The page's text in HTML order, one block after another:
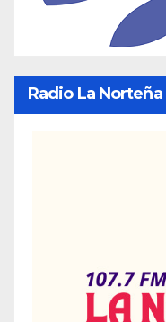
Radio La Norteña